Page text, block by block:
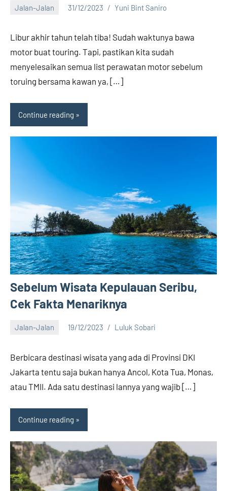
Jalan-Jalan 31/12/2023 Yuni Bint Saniro
Libur akhir tahun telah tiba! Sudah waktunya bawa
motor buat touring. Tapi, pastikan kita sudah
menyelesaikan semua list perawatan motor sebelum
toruing bersama kawan ya, […]
Continue reading
Sebelum Wisata Kepulauan Seribu,
Cek Fakta Menariknya
Jalan-Jalan 19/12/2023 Luluk Sobari
Berbicara destinasi wisata yang ada di Provinsi DKI
Jakarta tentu saja bukan hanya Ancol, Kota Tua, Monas,
atau TMII. Ada satu destinasi lannya yang wajib […]
Continue reading